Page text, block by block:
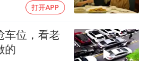
打开APP
车位，看老
的